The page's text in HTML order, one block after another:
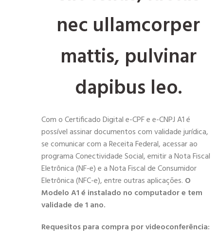
nec ullamcorper
mattis, pulvinar
dapibus leo.
Com o Certificado Digital e-CPF e e-CNPJ A1 é
possível assinar documentos com validade jurídica,
se comunicar com a Receita Federal, acessar ao
programa Conectividade Social, emitir a Nota Fiscal
Eletrônica (NF-e) e a Nota Fiscal de Consumidor
Eletrônica (NFC-e), entre outras aplicações. O
Modelo A1 é instalado no computador e tem
validade de 1 ano.
Requesitos para compra por videoconferência: